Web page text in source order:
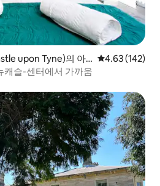
upon Tyne)의 아
평점 4.63점(5
4.63 (142)
캐슬-센터에서 가까움